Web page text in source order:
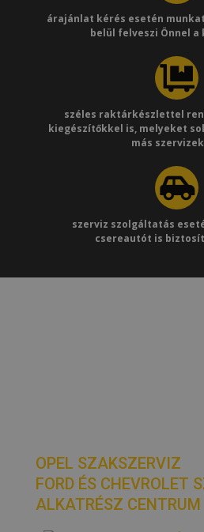
árajánlat kérés esetén
belül felveszi Önnel
széles raktárkészlettel
kiegészítőkkel is, melyeket
más
szerviz szolgáltatás
csereautót is
OPEL SZAKSZERVIZ
FORD ÉS CHEVROLET
ALKATRÉSZ CENTRUM